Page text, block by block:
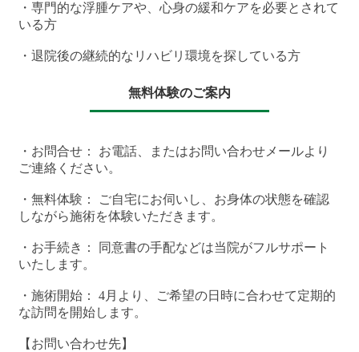
・専門的な浮腫ケアや、心身の緩和ケアを必要とされて
いる方
・退院後の継続的なリハビリ環境を探している方
無料体験のご案内
・ お問合せ ： お電話、またはお問い合わせメールより
ご連絡ください。
・無料体験： ご自宅にお伺いし、お身体の状態を確認
しながら施術を体験いただきます。
・お手続き： 同意書の手配などは当院がフルサポート
いたします。
・施術開始： 4月より、ご希望の日時に合わせて定期的
な訪問を開始します。
【お問い合わせ先】